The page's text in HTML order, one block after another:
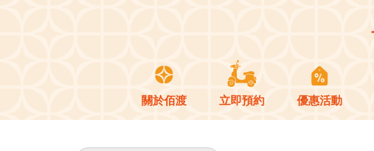
關於佰渡 立即預約 優惠活動